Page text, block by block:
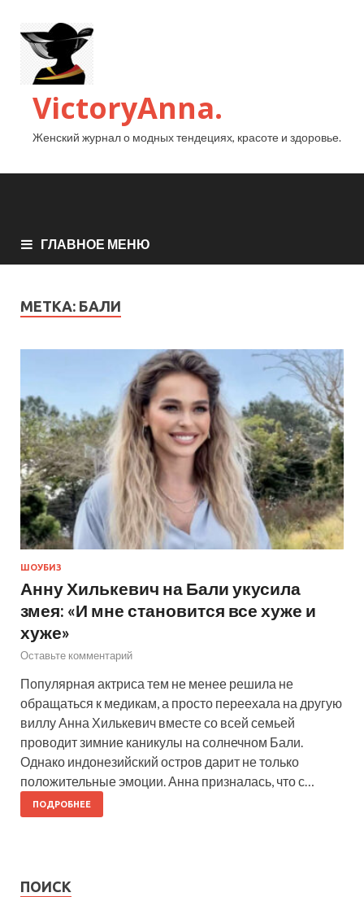
VictoryAnna.
Женский журнал о модных тендециях, красоте и здоровье.
ГЛАВНОЕ МЕНЮ
МЕТКА: БАЛИ
ШОУБИЗ
Анну Хилькевич на Бали укусила
змея: «И мне становится все хуже и
хуже»
Оставьте комментарий
Популярная актриса тем не менее решила не
обращаться к медикам, а просто переехала на другую
виллу Анна Хилькевич вместе со всей семьей
проводит зимние каникулы на солнечном Бали.
Однако индонезийский остров дарит не только
положительные эмоции. Анна призналась, что с…
ПОДРОБНЕЕ
ПОИСК